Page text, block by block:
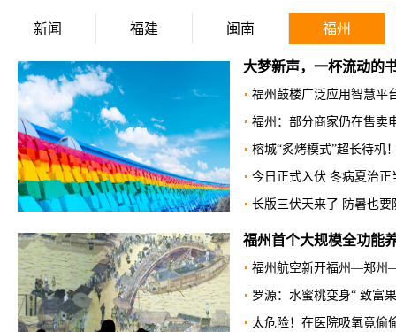
新闻 福建 闽南 福州
大梦新声，一杯流动的
福州鼓楼广泛应用智慧平
福州：部分商家仍在售卖
榕城“炙烤模式”超长待机
今日正式入伏 冬病夏治正
长版三伏天来了 防暑也要
福州首个大规模全功能
福州航空新开福州—郑州
罗源：水蜜桃变身“ 致富
太危险！在医院吸氧竟偷